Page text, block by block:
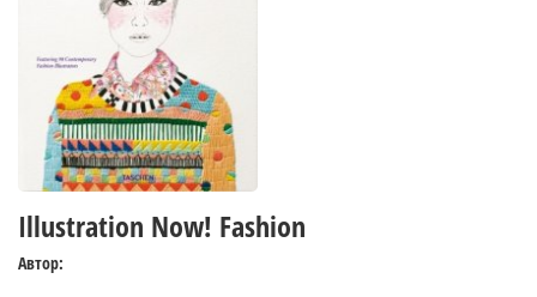
Illustration Now! Fashion
Автор: